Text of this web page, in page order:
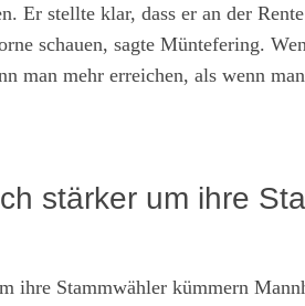
Er stellte klar, dass er an der
schauen, sagte Müntefering.
man mehr erreichen, als wenn
stärker um ihre